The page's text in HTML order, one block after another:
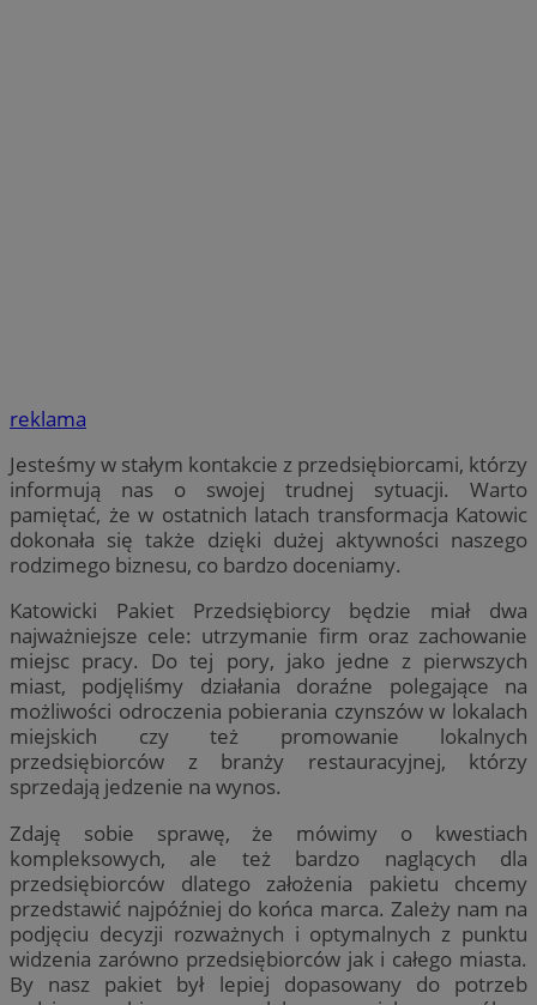
reklama
Jesteśmy w stałym kontakcie z przedsiębiorcami, którzy
informują nas o swojej trudnej sytuacji. Warto
pamiętać, że w ostatnich latach transformacja Katowic
dokonała się także dzięki dużej aktywności naszego
rodzimego biznesu, co bardzo doceniamy.
Katowicki Pakiet Przedsiębiorcy będzie miał dwa
najważniejsze cele: utrzymanie firm oraz zachowanie
miejsc pracy. Do tej pory, jako jedne z pierwszych
miast, podjęliśmy działania doraźne polegające na
możliwości odroczenia pobierania czynszów w lokalach
miejskich czy też promowanie lokalnych
przedsiębiorców z branży restauracyjnej, którzy
sprzedają jedzenie na wynos.
Zdaję sobie sprawę, że mówimy o kwestiach
kompleksowych, ale też bardzo naglących dla
przedsiębiorców dlatego założenia pakietu chcemy
przedstawić najpóźniej do końca marca. Zależy nam na
podjęciu decyzji rozważnych i optymalnych z punktu
widzenia zarówno przedsiębiorców jak i całego miasta.
By nasz pakiet był lepiej dopasowany do potrzeb